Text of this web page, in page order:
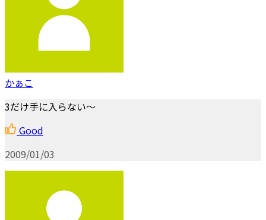
かぁこ
3だけ手に入らない～
Good
2009/01/03